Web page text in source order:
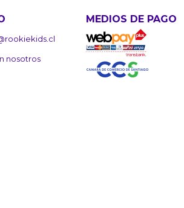
nosotros
MEDIOS DE PAGO